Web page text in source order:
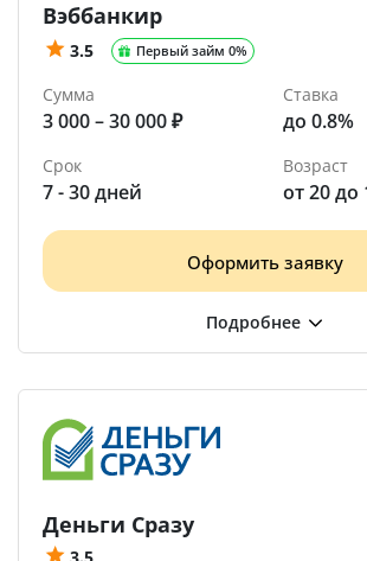
Вэббанкир
3.5 Первый займ 0%
Сумма
3 000 – 30 000 ₽
Ставка
до 0.8%
Срок
7 - 30 дней
Возраст
от 20 до
Оформить заявку
Деньги Сразу